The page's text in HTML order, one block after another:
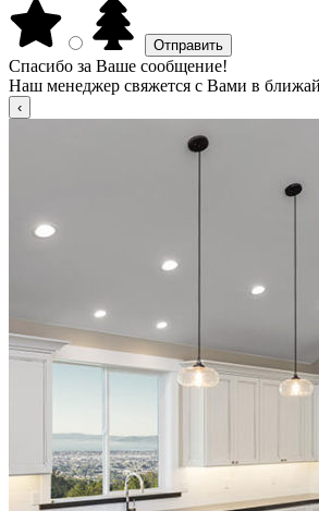
Спасибо за Ваше сообщение!
Наш менеджер свяжется с Вами в